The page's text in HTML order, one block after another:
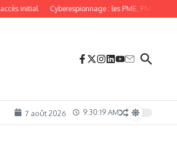
Cyberespionnage : les PME, PMI et TPE aussi dans
7 août 2026 9:30:21 AM